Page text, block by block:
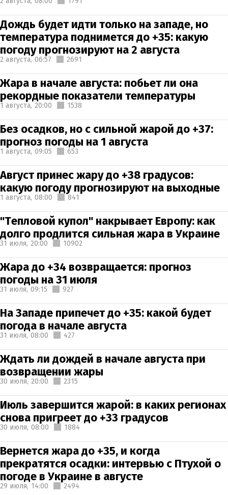
Дождь будет идти только на западе, но
температура поднимется до +35: какую
погоду прогнозируют на 2 августа
2 августа, 06:57 2691
Жара в начале августа: побьет ли она
рекордные показатели температуры
1 августа, 20:00 1538
Без осадков, но с сильной жарой до +37:
прогноз погоды на 1 августа
1 августа, 09:05 653
Август принес жару до +38 градусов:
какую погоду прогнозируют на выходные
1 августа, 08:00 841
"Тепловой купол" накрывает Европу: как
долго продлится сильная жара в Украине
31 июля, 20:00 10902
Жара до +34 возвращается: прогноз
погоды на 31 июля
31 июля, 09:15 927
На Западе припечет до +35: какой будет
погода в начале августа
31 июля, 08:00 427
Ждать ли дождей в начале августа при
возвращении жары
30 июля, 20:00 2315
Июль завершится жарой: в каких регионах
снова пригреет до +33 градусов
30 июля, 08:00 1884
Вернется жара до +35, и когда
прекратятся осадки: интервью с Птухой о
погоде в Украине в августе
29 июля, 14:00 2494